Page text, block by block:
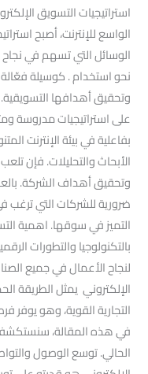
استراتيجيات التسويق
الواسع للإنترنت، أصبح
الوسائل التي تسهم في نجاح
نحو استخدام . كوسيلة
وتحقيق أهدافها
على استراتيجيات مدروسة
بفاعلية في بيئة الإنترنت
الأبحاث والتحليلات. فإن
وتحقيق أهداف الشركة.
ضرورية للشركات التي
التميز في سوقها. اهمية
بالتكنولوجيا والتطورات
لنجاح الأعمال في جميع
الإلكتروني يمثل الطريقة
التجارية القوية، وهو يوفر
في هذه المقالة،
الحالي. توسع الوصول